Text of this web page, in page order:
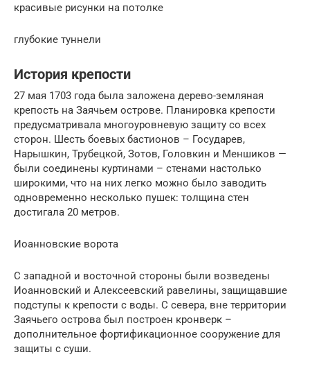
красивые рисунки на потолке
глубокие туннели
История крепости
27 мая 1703 года была заложена дерево-земляная
крепость на Заячьем острове. Планировка крепости
предусматривала многоуровневую защиту со всех
сторон. Шесть боевых бастионов – Государев,
Нарышкин, Трубецкой, Зотов, Головкин и Меншиков —
были соединены куртинами – стенами настолько
широкими, что на них легко можно было заводить
одновременно несколько пушек: толщина стен
достигала 20 метров.
Иоанновские ворота
С западной и восточной стороны были возведены
Иоанновский и Алексеевский равелины, защищавшие
подступы к крепости с воды. С севера, вне территории
Заячьего острова был построен кронверк –
дополнительное фортификационное сооружение для
защиты с суши.